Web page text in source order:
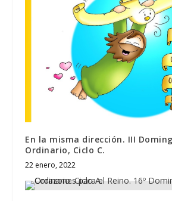
En la misma dirección. III
Ordinario, Ciclo C.
22 enero, 2022